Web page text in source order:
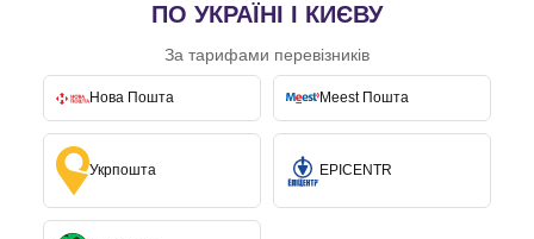
ПО УКРАЇНІ І КИЄВУ
За тарифами перевізників
Нова Пошта Meest Пошта
Укрпошта EPICENTR